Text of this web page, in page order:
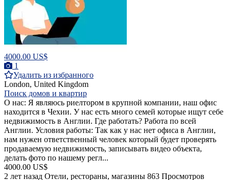
4000.00 US$
1
Удалить из избранного
London, United Kingdom
Поиск домов и квартир
О нас: Я являюсь риелтором в крупной компании, наш офис
находится в Чехии. У нас есть много семей которые ищут себе
недвижимость в Англии. Где работать? Работа по всей
Англии. Условия работы: Так как у нас нет офиса в Англии,
нам нужен ответственный человек который будет проверять
продаваемую недвижимость, записывать видео объекта,
делать фото по нашему регл...
4000.00 US$
2 лет назад Отели, рестораны, магазины 863 Просмотров